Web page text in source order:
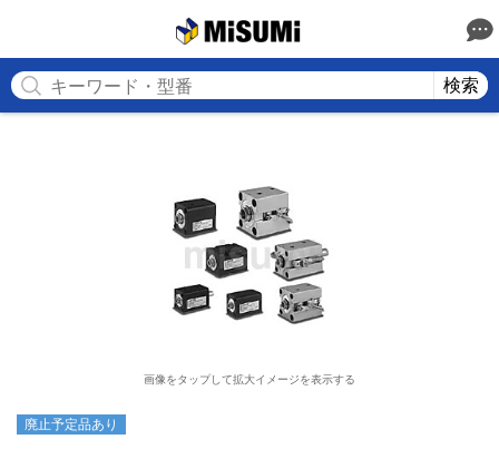
検索
画像をタップして拡大イメージを表示する
廃止予定品あり